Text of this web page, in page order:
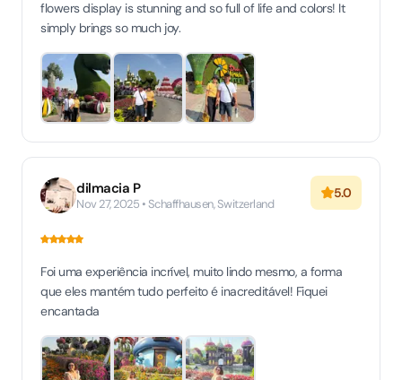
flowers display is stunning and so full of life and colors! It
simply brings so much joy.
dilmacia P
Nov 27, 2025 • Schaffhausen, Switzerland
5.0
Foi uma experiência incrível, muito lindo mesmo, a forma
que eles mantém tudo perfeito é inacreditável! Fiquei
encantada